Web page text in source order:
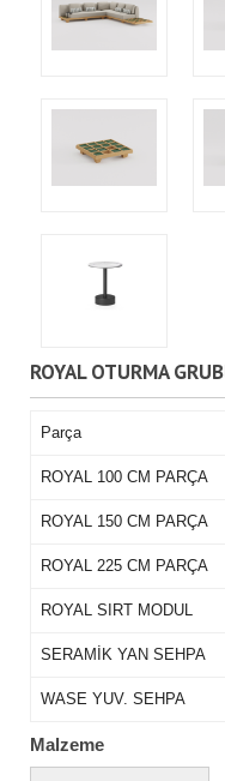
ROYAL OTURMA
Parça
ROYAL 100 CM PARÇA
ROYAL 150 CM PARÇA
ROYAL 225 CM PARÇA
ROYAL SIRT MODUL
SERAMİK YAN SEHPA
WASE YUV. SEHPA
Malzeme